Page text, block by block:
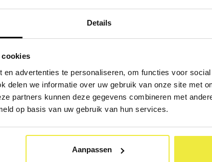
Details
cookies
advertenties te personaliseren, om functies voor
delen we informatie over uw gebruik van onze site met
partners kunnen deze gegevens combineren met
op basis van uw gebruik van hun services.
Aanpassen